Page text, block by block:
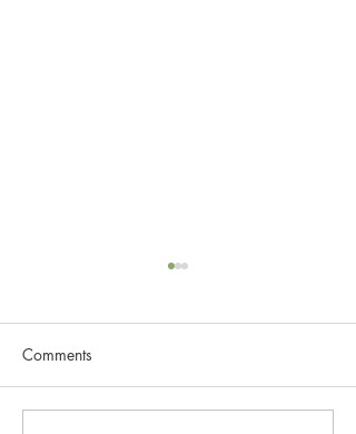
Comments